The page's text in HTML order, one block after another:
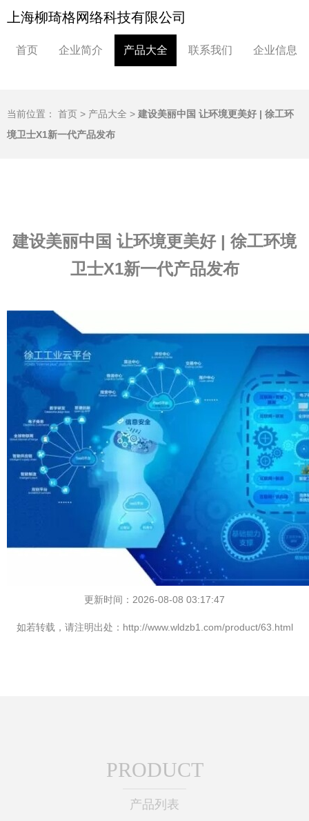
上海柳琦格网络科技有限公司
首页 企业简介 产品大全 联系我们 企业信息
当前位置： 首页 > 产品大全 > 建设美丽中国 让环境更美好 | 徐工环
境卫士X1新一代产品发布
建设美丽中国 让环境更美好 | 徐工环境
卫士X1新一代产品发布
更新时间：2026-08-08 03:17:47
如若转载，请注明出处：http://www.wldzb1.com/product/63.html
PRODUCT
产品列表